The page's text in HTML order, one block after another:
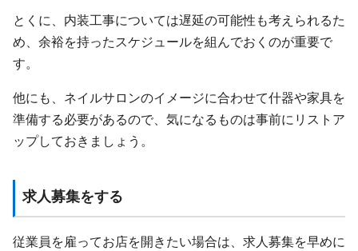
とくに、内装工事については遅延の可能性も考えられるた
め、余裕を持ったスケジュールを組んでおくのが重要で
す。
他にも、ネイルサロンのイメージに合わせて什器や家具を
準備する必要があるので、気になるものは事前にリストア
ップしておきましょう。
求人募集をする
従業員を雇ってお店を開きたい場合は、求人募集を早めに